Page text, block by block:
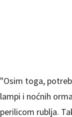
"Osim toga,
lampi i noćnih
perilicom rublja.